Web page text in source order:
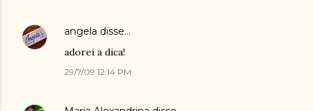
angela disse…
adorei a dica!
29/7/09 12:14 PM